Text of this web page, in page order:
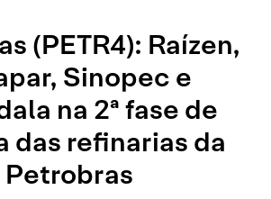
(PETR4): Raízen,
Sinopec e
na 2ª fase de
das refinarias da
Petrobras